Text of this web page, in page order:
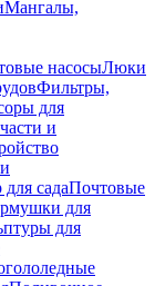
Мангалы,
насосыЛюки
Фильтры,
для
и
для садаПочтовые
для
для